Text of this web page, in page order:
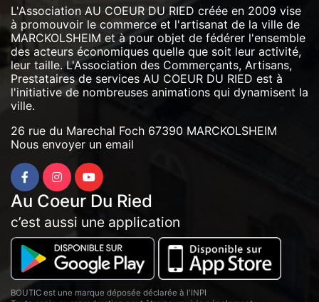
L'Association AU COEUR DU RIED créée en 2009 vise
à promouvoir le commerce et l'artisanat de la ville de
MARCKOLSHEIM et à pour objet de fédérer l'ensemble
des acteurs économiques quelle que soit leur activité,
leur taille. L'Association des Commerçants, Artisans,
Prestataires de services AU COEUR DU RIED est à
l'initiative de nombreuses animations qui dynamisent la
ville.
26 rue du Marechal Foch 67390 MARCKOLSHEIM
Nous envoyer un email
Au Coeur Du Ried
c’est aussi une application
BOUTIC est une marque déposée déclarée à l'INPI